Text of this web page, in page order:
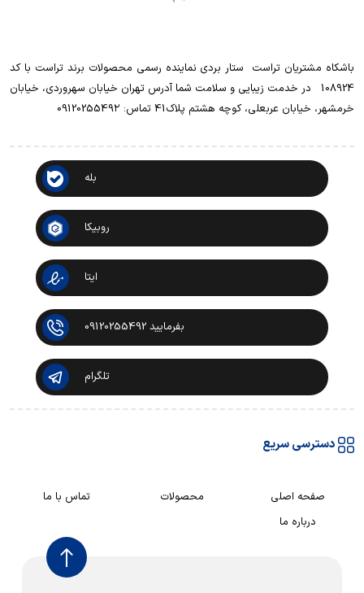
باشکاه مشتریان تراست ‌ ‌ستار بردی نماینده رسمی محصولات برند تراست با کد
108924 ‌ ‌ در خدمت زیبایی و سلامت شما آدرس تهران خیابان سهروردی، خیابان
خرمشهر، خیابان عربعلی، کوچه هشتم پلاک41 تماس: 0912025549۲
بله
روبیکا
ایتا
بفرمایید 09120255492
تلگرام
دسترسی سریع
صفحه اصلی محصولات
تماس با ما
درباره ما